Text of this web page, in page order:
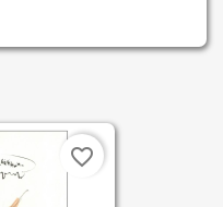
favorite_border